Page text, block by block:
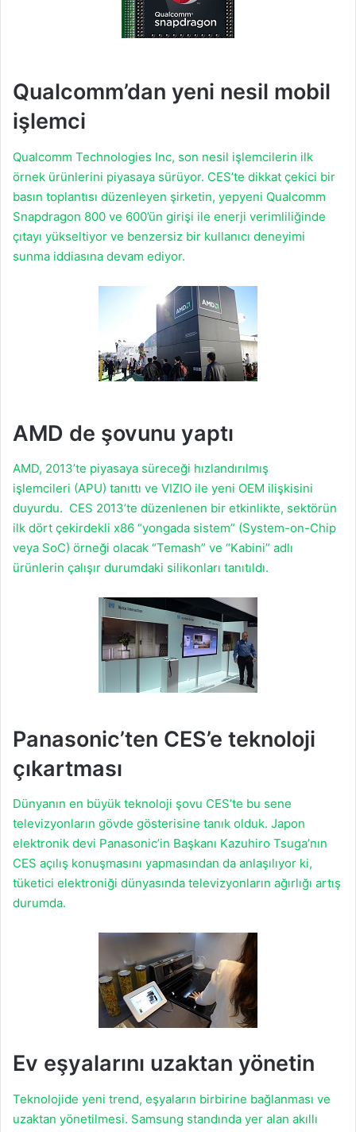
Qualcomm’dan yeni nesil mobil
işlemci
Qualcomm Technologies Inc, son nesil işlemcilerin ilk
örnek ürünlerini piyasaya sürüyor. CES’te dikkat çekici bir
basın toplantısı düzenleyen şirketin, yepyeni Qualcomm
Snapdragon 800 ve 600’ün girişi ile enerji verimliliğinde
çıtayı yükseltiyor ve benzersiz bir kullanıcı deneyimi
sunma iddiasına devam ediyor.
AMD de şovunu yaptı
AMD, 2013’te piyasaya süreceği hızlandırılmış
işlemcileri (APU) tanıttı ve VIZIO ile yeni OEM ilişkisini
duyurdu. CES 2013’te düzenlenen bir etkinlikte, sektörün
ilk dört çekirdekli x86 “yongada sistem” (System-on-Chip
veya SoC) örneği olacak “Temash” ve “Kabini” adlı
ürünlerin çalışır durumdaki silikonları tanıtıldı.
Panasonic’ten CES’e teknoloji
çıkartması
Dünyanın en büyük teknoloji şovu CES’te bu sene
televizyonların gövde gösterisine tanık olduk. Japon
elektronik devi Panasonic’in Başkanı Kazuhiro Tsuga’nın
CES açılış konuşmasını yapmasından da anlaşılıyor ki,
tüketici elektroniği dünyasında televizyonların ağırlığı artış
durumda.
Ev eşyalarını uzaktan yönetin
Teknolojide yeni trend, eşyaların birbirine bağlanması ve
uzaktan yönetilmesi. Samsung standında yer alan akıllı